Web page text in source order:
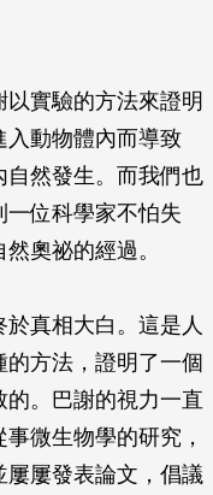
實驗的方法來證明
入動物體內而導致
自然發生。而我們也
位科學家不怕失
奧祕的經過。
真相大白。這是人
方法，證明了一個
。巴謝的視力一直
微生物學的研究，
屢發表論文，倡議